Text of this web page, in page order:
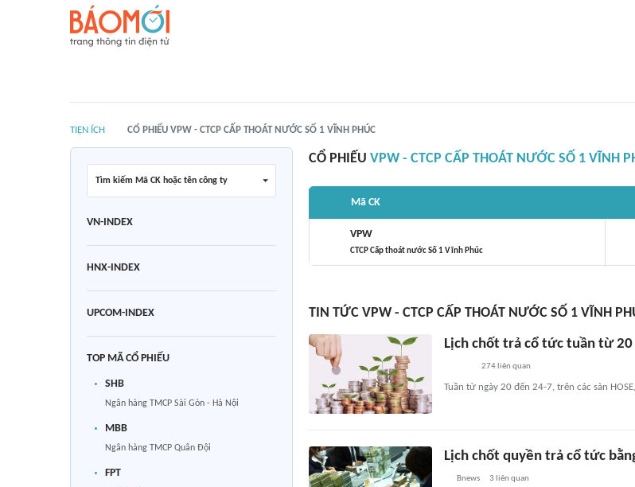
TIỆN ÍCH CỔ PHIẾU VPW - CTCP CẤP THOÁT NƯỚC SỐ 1 VĨNH PHÚC
Tìm kiếm Mã CK hoặc tên công ty
VN-INDEX
HNX-INDEX
UPCOM-INDEX
TOP MÃ CỔ PHIẾU
SHB
Ngân hàng TMCP Sài Gòn - Hà Nội
MBB
Ngân hàng TMCP Quân Đội
FPT
CỔ PHIẾU VPW - CTCP CẤP THOÁT NƯỚC SỐ 1 VĨNH
Mã CK
VPW
CTCP Cấp thoát nước Số 1 Vĩnh Phúc
TIN TỨC VPW - CTCP CẤP THOÁT NƯỚC SỐ 1 VĨNH
Lịch chốt trả cổ tức tuần từ
274 liên quan
Tuần từ ngày 20 đến 24-7, trên các sàn
Lịch chốt quyền trả cổ tức
Bnews 3 liên quan